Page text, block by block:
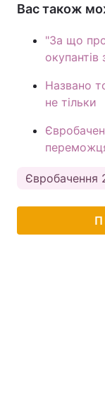
Вас також
"За що
окупантів
Названо
не тільки
Євробачення